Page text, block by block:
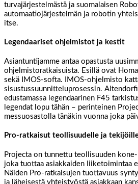
turvajärjestelmästä ja suomalaisen
automaatiojärjestelmän ja robotin
itse.
Legendaariset ohjelmistot ja kestit
Asiantuntijamme antaa opastusta
ohjelmistoratkaisuista. Esillä ovat
sekä IMOS-softa. IMOS-ohjelmisto
sisustussuunnitteluprosessin.
edustamassa legendaarinen F45
legendat lopu tähän – perinteinen
messuosastolla tänäkin vuonna joka
Pro-ratkaisut teollisuudelle ja
Projecta on tunnettu teollisuuden
joka tuottaa asiakkaiden liiketoimintaa
Näiden Pro-ratkaisujen tuottavuus
ja läheisestä yhteistyöstä asiakkaan